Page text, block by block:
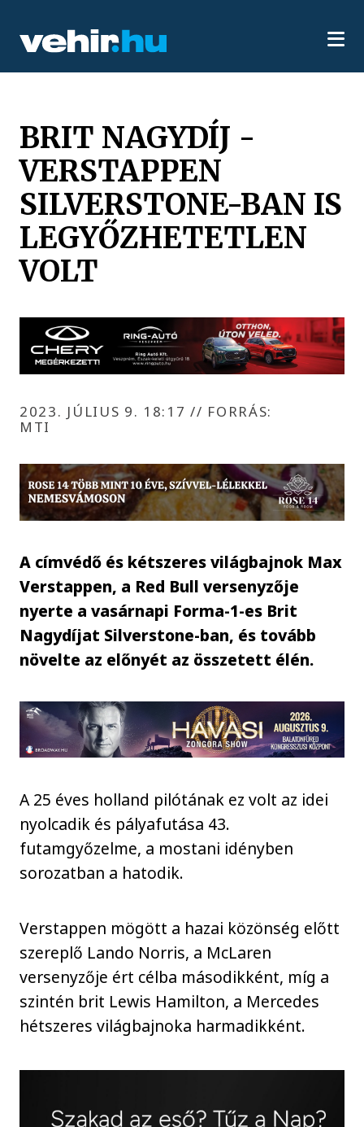
BRIT NAGYDÍJ -
VERSTAPPEN
SILVERSTONE-BAN IS
LEGYŐZHETETLEN
VOLT
2023. JÚLIUS 9. 18:17// FORRÁS:
MTI
A címvédő és kétszeres világbajnok Max
Verstappen, a Red Bull versenyzője
nyerte a vasárnapi Forma-1-es Brit
Nagydíjat Silverstone-ban, és tovább
növelte az előnyét az összetett élén.
A 25 éves holland pilótának ez volt az idei
nyolcadik és pályafutása 43.
futamgyőzelme, a mostani idényben
sorozatban a hatodik.
Verstappen mögött a hazai közönség előtt
szereplő Lando Norris, a McLaren
versenyzője ért célba másodikként, míg a
szintén brit Lewis Hamilton, a Mercedes
hétszeres világbajnoka harmadikként.